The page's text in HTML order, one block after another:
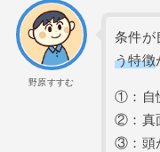
野原すすむ
条件が
う特徴
①：自
②：真
③：頭